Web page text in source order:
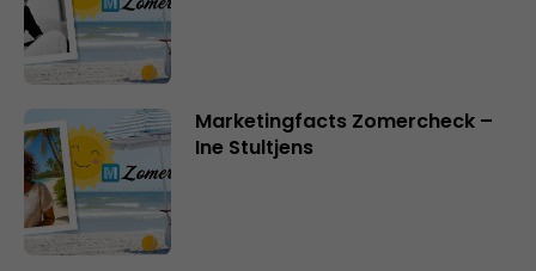
Marketingfacts Zomercheck –
Ine Stultjens